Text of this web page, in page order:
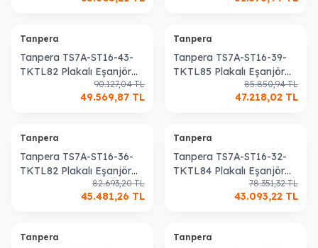
Tanpera
Tanpera TS7A-ST16-43-
TKTL82 Plakalı Eşanjör
600 kW Kullanım Sıcak
Suyu Isıtma Eşanjörü
90.127,04TL
49.569,87 TL
Tanpera
Tanpera TS7A-ST16-39-
TKTL85 Plakalı Eşanjör
550 kW Kullanım Sıcak
Suyu Isıtma Eşanjörü
85.850,94TL
47.218,02 TL
Tanpera
Tanpera TS7A-ST16-36-
TKTL82 Plakalı Eşanjör
500 kW Kullanım Sıcak
Suyu Isıtma Eşanjörü
82.693,20TL
45.481,26 TL
Tanpera
Tanpera TS7A-ST16-32-
TKTL84 Plakalı Eşanjör
450 kW Kullanım Sıcak
Suyu Isıtma Eşanjörü
78.351,32TL
43.093,22 TL
Tanpera Tanpera